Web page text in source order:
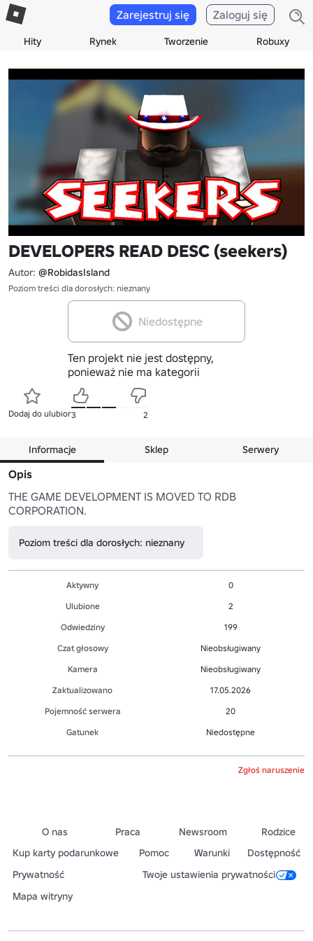
Hity Rynek Tworzenie Robuxy
Zarejestruj się Zaloguj się
DEVELOPERS READ DESC (seekers)
Autor: @RobidasIsland
Poziom treści dla dorosłych: nieznany
Niedostępne
Ten projekt nie jest dostępny,
ponieważ nie ma kategorii
Dodaj do ulubionych
3 2
Informacje Sklep Serwery
Opis
THE GAME DEVELOPMENT IS MOVED TO RDB
CORPORATION.
Poziom treści dla dorosłych: nieznany
Aktywny
0
Ulubione
2
Odwiedziny
199
Czat głosowy
Nieobsługiwany
Kamera
Nieobsługiwany
Zaktualizowano
17.05.2026
Pojemność serwera
20
Gatunek
Niedostępne
Zgłoś naruszenie
O nas Praca Newsroom
Rodzice
Kup karty podarunkowe
Pomoc Warunki
Dostępność
Prywatność
Twoje ustawienia prywatności
Mapa witryny